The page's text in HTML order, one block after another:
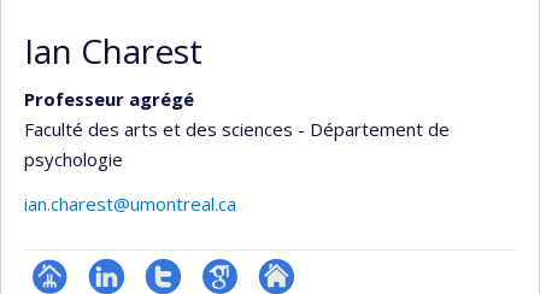
Ian Charest
Professeur agrégé
Faculté des arts et des sciences - Département de
psychologie
ian.charest@umontreal.ca